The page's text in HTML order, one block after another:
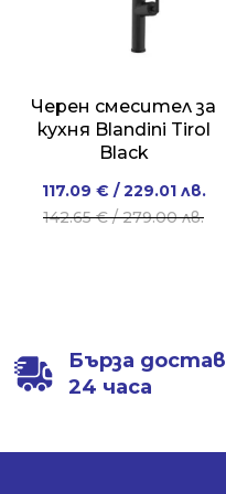
Черен смесител за
кухня Blandini Tirol
Black
142.65€/ 279.00 лв.
Original
price
117.09 € / 229.01 лв.
Current
price
Бърза
24 часа